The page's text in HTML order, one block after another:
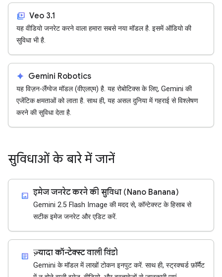
video_library Veo 3.1
यह वीडियो जनरेट करने वाला हमारा सबसे नया मॉडल है. इसमें ऑडियो की
सुविधा भी है.
spark Gemini Robotics
यह विज़न-लैंग्वेज मॉडल (वीएलएम) है. यह रोबोटिक्स के लिए, Gemini की
एजेंटिक क्षमताओं को लाता है. साथ ही, यह असल दुनिया में गहराई से विश्लेषण
करने की सुविधा देता है.
सुविधाओं के बारे में जानें
imagesmode इमेज जनरेट करने की सुविधा (Nano Banana)
Gemini 2.5 Flash Image की मदद से, कॉन्टेक्स्ट के हिसाब से
सटीक इमेज जनरेट और एडिट करें.
article ज़्यादा कॉन्टेक्स्ट वाली विंडो
Gemini के मॉडल में लाखों टोकन इनपुट करें. साथ ही, स्ट्रक्चर्ड फ़ॉर्मैट